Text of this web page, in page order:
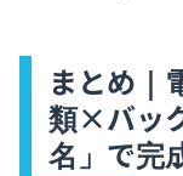
まとめ｜
類×バッ
名」で完